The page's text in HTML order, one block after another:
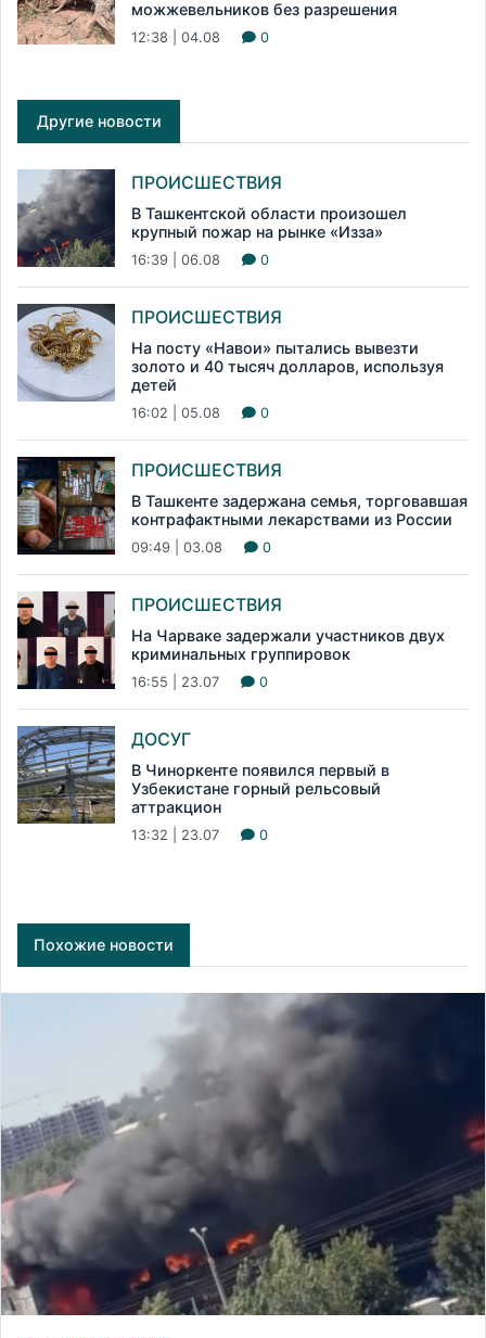
можжевельников без разрешения
12:38 | 04.08 0
Другие новости
ПРОИСШЕСТВИЯ
В Ташкентской области произошел
крупный пожар на рынке «Изза»
16:39 | 06.08 0
ПРОИСШЕСТВИЯ
На посту «Навои» пытались вывезти
золото и 40 тысяч долларов, используя
детей
16:02 | 05.08 0
ПРОИСШЕСТВИЯ
В Ташкенте задержана семья, торговавшая
контрафактными лекарствами из России
09:49 | 03.08 0
ПРОИСШЕСТВИЯ
На Чарваке задержали участников двух
криминальных группировок
16:55 | 23.07 0
ДОСУГ
В Чиноркенте появился первый в
Узбекистане горный рельсовый
аттракцион
13:32 | 23.07 0
Похожие новости